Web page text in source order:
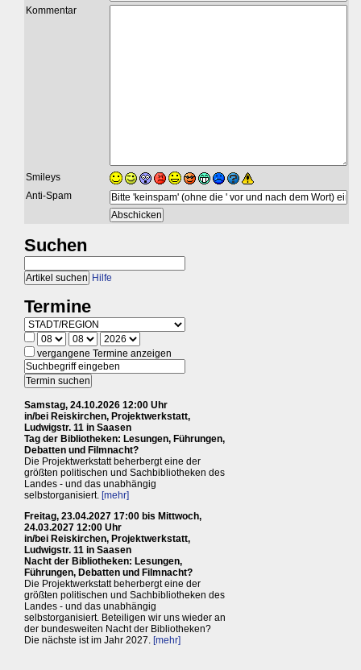
Kommentar
Smileys
Anti-Spam
Suchen
Hilfe
Termine
vergangene Termine anzeigen
Samstag, 24.10.2026 12:00 Uhr
in/bei Reiskirchen, Projektwerkstatt,
Ludwigstr. 11 in Saasen
Tag der Bibliotheken: Lesungen, Führungen,
Debatten und Filmnacht?
Die Projektwerkstatt beherbergt eine der
größten politischen und Sachbibliotheken des
Landes - und das unabhängig
selbstorganisiert. [mehr]
Freitag, 23.04.2027 17:00 bis Mittwoch,
24.03.2027 12:00 Uhr
in/bei Reiskirchen, Projektwerkstatt,
Ludwigstr. 11 in Saasen
Nacht der Bibliotheken: Lesungen,
Führungen, Debatten und Filmnacht?
Die Projektwerkstatt beherbergt eine der
größten politischen und Sachbibliotheken des
Landes - und das unabhängig
selbstorganisiert. Beteiligen wir uns wieder an
der bundesweiten Nacht der Bibliotheken?
Die nächste ist im Jahr 2027. [mehr]